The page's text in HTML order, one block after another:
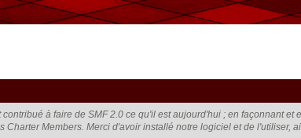
à faire de SMF 2.0 ce qu'il est aujourd'hui ; en façonnant
Members. Merci d'avoir installé notre logiciel et de l'utiliser,